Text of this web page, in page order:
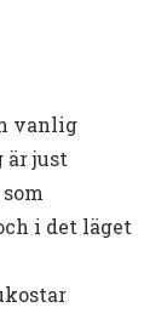
vanlig
är just
i det läget